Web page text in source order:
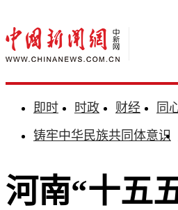
即时 时政 财经 同
铸牢中华民族共同体意识
河南“十五